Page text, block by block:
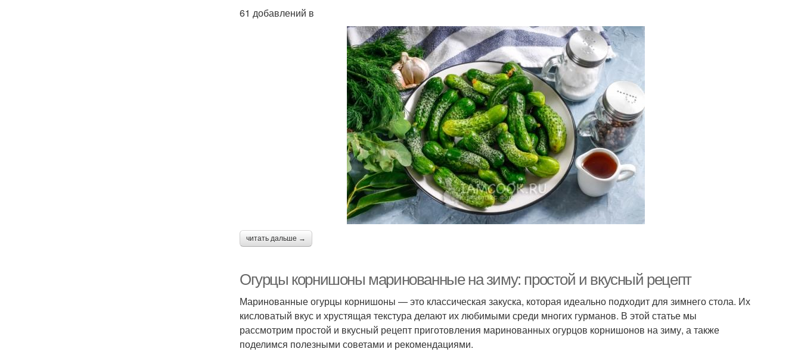
61 добавлений в
читать дальше →
Огурцы корнишоны маринованные на зиму: простой и вкусный рецепт
Маринованные огурцы корнишоны — это классическая закуска, которая идеально подходит для зимнего стола. Их
кисловатый вкус и хрустящая текстура делают их любимыми среди многих гурманов. В этой статье мы
рассмотрим простой и вкусный рецепт приготовления маринованных огурцов корнишонов на зиму, а также
поделимся полезными советами и рекомендациями.